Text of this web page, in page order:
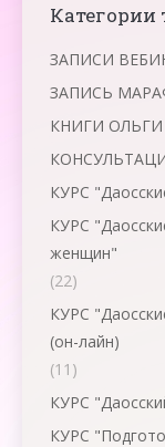
Категории
ЗАПИСИ
ЗАПИСЬ
КНИГИ
КУРС
КУРС
женщин"
(22)
КУРС
(он-лайн)
(11)
КУРС
КУРС